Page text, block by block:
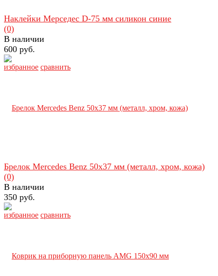
избранное сравнить
Наклейки Мерседес D-75 мм силикон синие
(0)
В наличии
600 руб.
избранное сравнить
Брелок Mercedes Benz 50х37 мм (металл, хром, кожа)
(0)
В наличии
350 руб.